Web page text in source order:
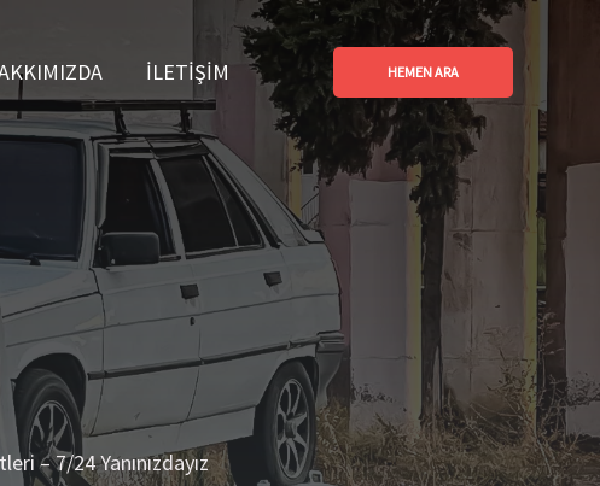
İLETIŞIM HEMEN ARA
– 7/24 Yanınızdayız